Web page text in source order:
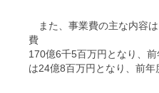
また、事業費の主な内容
費 100億7千7百万
170億6千5百万円となり、
は24億8百万円となり、前